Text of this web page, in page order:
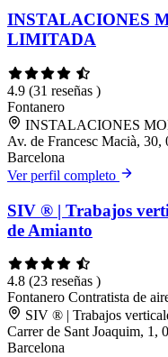
INSTALACIONES
LIMITADA
4.9 (31 reseñas )
Fontanero
INSTALACIONES
Av. de Francesc Macià, 30,
Barcelona
Ver perfil completo
SIV ® | Trabajos
de Amianto
4.8 (23 reseñas )
Fontanero Contratista de
SIV ® | Trabajos
Carrer de Sant Joaquim, 1,
Barcelona